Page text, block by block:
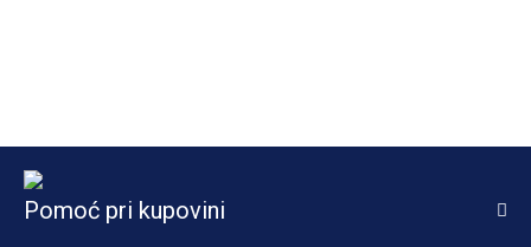
Pomoć pri kupovini